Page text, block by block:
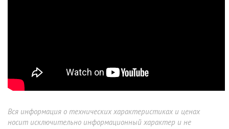
Вся информация о технических характеристиках и ценах
носит исключительно информационный характер и не